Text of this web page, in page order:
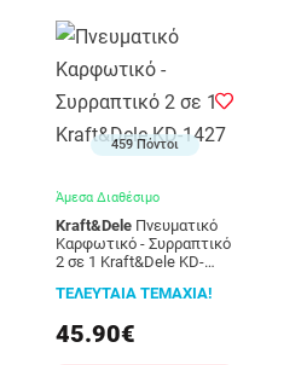
459 Πόντοι
Άμεσα Διαθέσιμο
Kraft&Dele
Καρφωτικό - Συρραπτικό
2 σε 1 Kraft&Dele KD-
ΤΕΛΕΥΤΑΙΑ ΤΕΜΑΧΙΑ!
45.90€